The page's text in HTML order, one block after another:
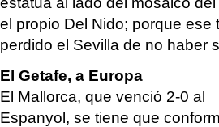
el propio Del Nido; porque
perdido el Sevilla de no haber
El Getafe, a Europa
El Mallorca, que venció 2-0 al
Espanyol, se tiene que